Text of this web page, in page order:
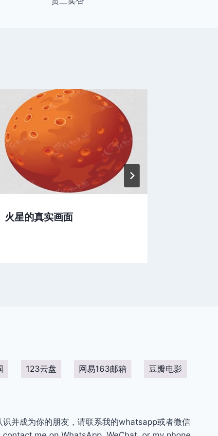
火星的真实画面
123云盘 网易163邮箱 豆瓣电影
并成为你的朋友，请联系我的whatsapp或者微信